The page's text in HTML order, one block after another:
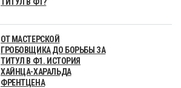
ОТ МАСТЕРСКОЙ
ГРОБОВЩИКА ДО БОРЬБЫ ЗА
ТИТУЛ В Ф1. ИСТОРИЯ
ХАЙНЦА-ХАРАЛЬДА
ФРЕНТЦЕНА